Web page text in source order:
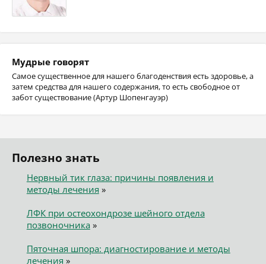
Мудрые говорят
Самое существенное для нашего благоденствия есть здоровье, а
затем средства для нашего содержания, то есть свободное от
забот существование (Артур Шопенгауэр)
Полезно знать
Нервный тик глаза: причины появления и
методы лечения »
ЛФК при остеохондрозе шейного отдела
позвоночника»
Пяточная шпора: диагностирование и методы
лечения »